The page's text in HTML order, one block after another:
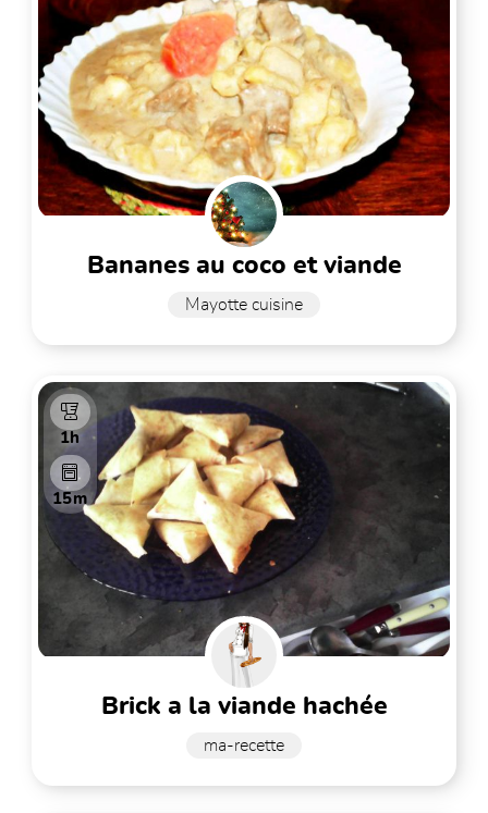
bananes au coco et viande
Mayotte cuisine
1h
15m
brick a la viande hachée
ma-recette